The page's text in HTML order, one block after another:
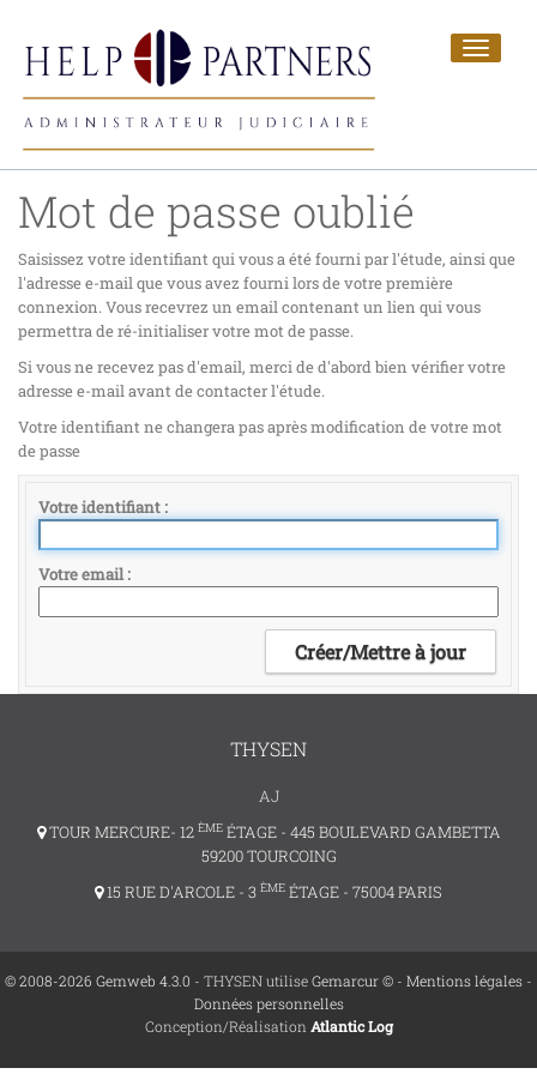
Toggle
Mot de passe oublié
Saisissez votre identifiant qui vous a été fourni par l'étude, ainsi que
l'adresse e-mail que vous avez fourni lors de votre première
connexion. Vous recevrez un email contenant un lien qui vous
permettra de ré-initialiser votre mot de passe.
Si vous ne recevez pas d'email, merci de d'abord bien vérifier votre
adresse e-mail avant de contacter l'étude.
Votre identifiant ne changera pas après modification de votre mot
de passe
Votre identifiant
Votre email
THYSEN
AJ
TOUR MERCURE- 12 ÈMEÉTAGE - 445 BOULEVARD GAMBETTA
59200 TOURCOING
15 RUE D'ARCOLE - 3 ÈME ÉTAGE - 75004 PARIS
© 2008-2026 Gemweb 4.3.0 - THYSEN utiliseGemarcur © - Mentions légales -
Données personnelles
Conception/Réalisation Atlantic Log